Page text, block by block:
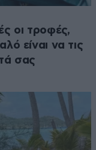
οι τροφές,
είναι να τις
σας